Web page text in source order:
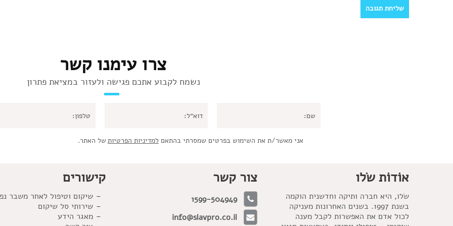
צרו עימנו קשר
נשמח לקבוע אתכם פגישה ולעזור במציאת פתרון
אני מאשר/ת את השימוש בפרטים שמסרתי בהתאם למדיניות הפרטיות של האתר.
אוֹדוֹת שׂלו
שׂלו, היא חברה ותיקה וחדשנית הוקמה
בשנת 1997. בשנים האחרונות מעניקה
לכול אדם את האפשרות לקבל מענה
צור קשר
1599-504949
info@slavpro.co.il
קישורים
שיקום וטיפול לאחר משבר
שירותי סל שיקום
מאגר הידע